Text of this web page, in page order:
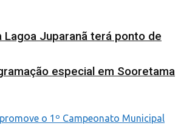
Lagoa Juparanã terá ponto de
especial em Sooretama